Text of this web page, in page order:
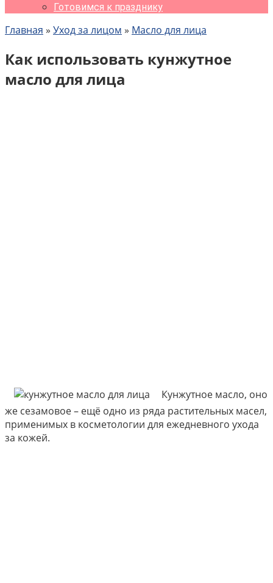
Готовимся к празднику
Главная » Уход за лицом » Масло для лица
Как использовать кунжутное
масло для лица
Кунжутное масло, оно
же сезамовое – ещё одно из ряда растительных масел,
применимых в косметологии для ежедневного ухода
за кожей.